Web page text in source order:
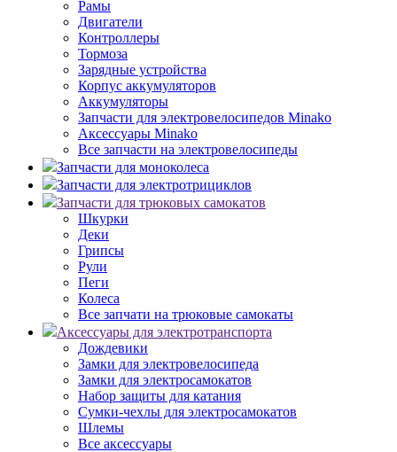
Рамы
Двигатели
Контроллеры
Тормоза
Зарядные устройства
Корпус аккумуляторов
Аккумуляторы
Запчасти для электровелосипедов Minako
Аксессуары Minako
Все запчасти на электровелосипеды
Запчасти для моноколеса
Запчасти для электротрициклов
Запчасти для трюковых самокатов
Шкурки
Деки
Грипсы
Рули
Пеги
Колеса
Все запчати на трюковые самокаты
Аксессуары для электротранспорта
Дождевики
Замки для электровелосипеда
Замки для электросамокатов
Набор защиты для катания
Сумки-чехлы для электросамокатов
Шлемы
Все аксессуары